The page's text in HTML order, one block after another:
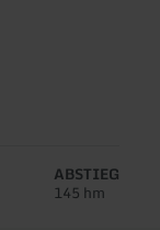
ABSTIEG
145 hm